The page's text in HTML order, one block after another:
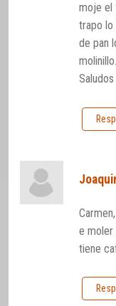
moje el
trapo lo
de pan
molinillo.
Saludos
e moler
tiene